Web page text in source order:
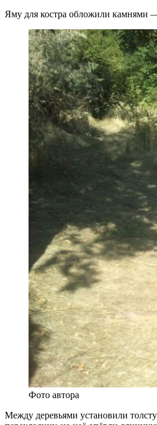
Яму для костра обложили камнями
Фото автора
Между деревьями установили